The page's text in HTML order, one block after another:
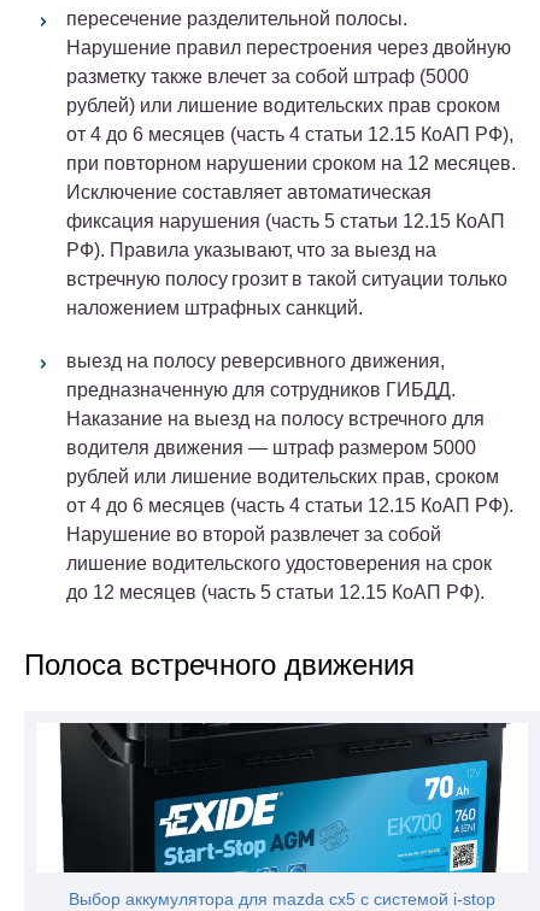
пересечение разделительной полосы.
Нарушение правил перестроения через двойную
разметку также влечет за собой штраф (5000
рублей) или лишение водительских прав сроком
от 4 до 6 месяцев (часть 4 статьи 12.15 КоАП РФ),
при повторном нарушении сроком на 12 месяцев.
Исключение составляет автоматическая
фиксация нарушения (часть 5 статьи 12.15 КоАП
РФ). Правила указывают, что за выезд на
встречную полосу грозит в такой ситуации только
наложением штрафных санкций.
выезд на полосу реверсивного движения,
предназначенную для сотрудников ГИБДД.
Наказание на выезд на полосу встречного для
водителя движения — штраф размером 5000
рублей или лишение водительских прав, сроком
от 4 до 6 месяцев (часть 4 статьи 12.15 КоАП РФ).
Нарушение во второй развлечет за собой
лишение водительского удостоверения на срок
до 12 месяцев (часть 5 статьи 12.15 КоАП РФ).
Полоса встречного движения
Выбор аккумулятора для mazda cx5 с системой i-stop